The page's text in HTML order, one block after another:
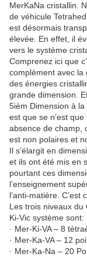
MerKaNa cristallin.
de véhicule
est désormais
élevée. En effet, il
vers le système
Comprenez ici que
complément avec la
des énergies
grande dimension.
5ièm Dimension à
est que se n’est
absence de champ,
est non polaires et
Il s’élargit en
et ils ont été mis en
pourtant ces
l’enseignement
l’anti-matière.
Les trois niveaux
Ki-Vic système sont:
· Mer-Ki-VA – 8
· Mer-Ka-VA – 12
· Mer-Ka-Na – 20